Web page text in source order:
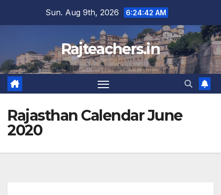
Sun. Aug 9th, 2026 6:24:42 AM
Rajteachers.in
Rajasthan Calendar June
2020